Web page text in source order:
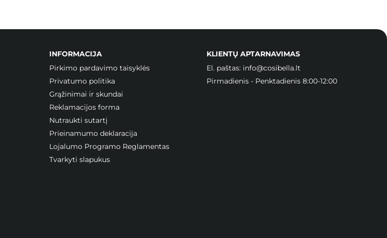
INFORMACIJA
Pirkimo pardavimo taisyklės
Privatumo politika
Grąžinimai ir skundai
Reklamacijos forma
Nutraukti sutartį
Prieinamumo deklaracija
Lojalumo Programo Reglamentas
Tvarkyti slapukus
KLIENTŲ APTARNAVIMAS
El. paštas: info@cosibella.lt
Pirmadienis - Penktadienis 8:00-12:00